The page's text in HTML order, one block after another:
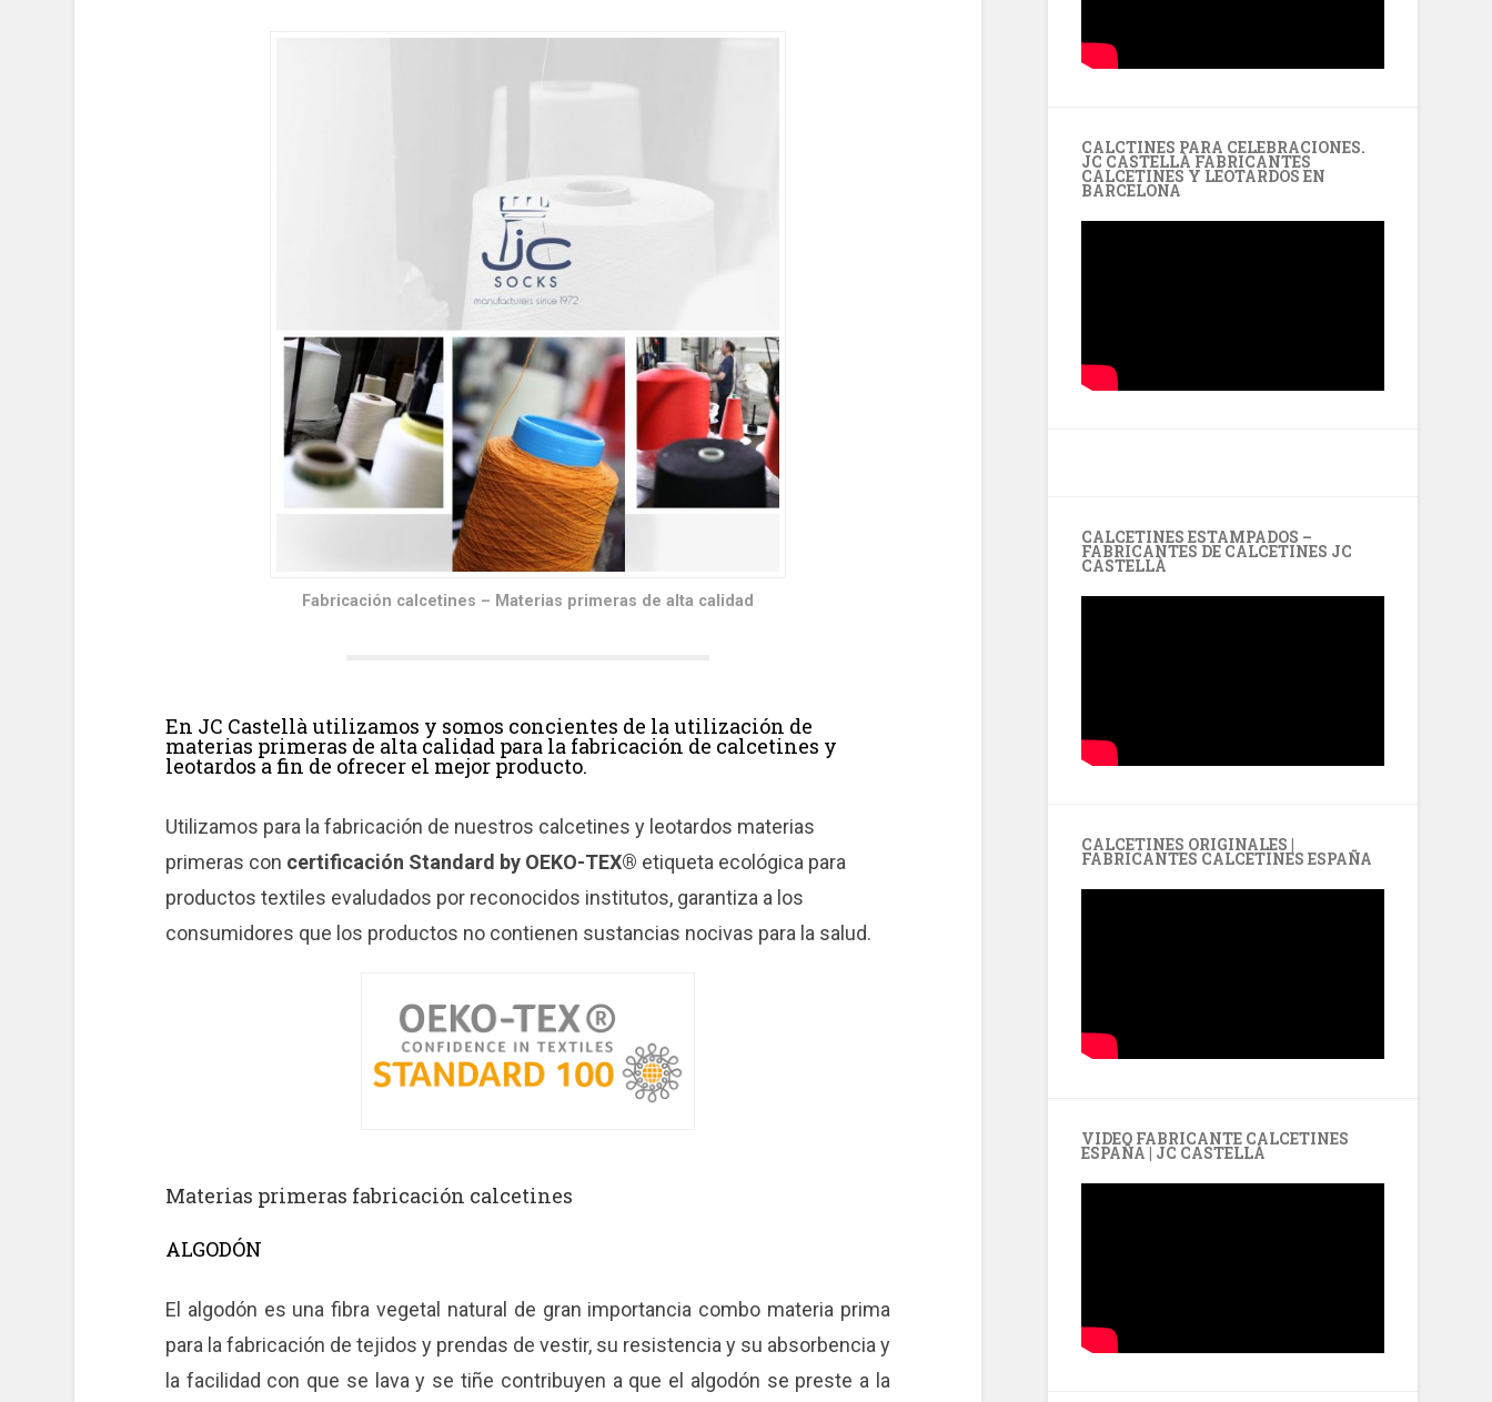
Fabricación calcetines – Materias primeras de alta calidad
En JC Castellàutilizamos y somos concientes de la utilización de
materias primeras de alta calidad para la fabricación de calcetines y
leotardos a fin de ofrecer el mejor producto.
Utilizamos para la fabricación de nuestros calcetines y leotardos materias
primeras con certificación Standard by OEKO-TEX® etiqueta ecológica para
productos textiles evaludados por reconocidos institutos, garantiza a los
consumidores que los productos no contienen sustancias nocivas para la salud.
Materias primeras fabricación calcetines
ALGODÓN
El algodón es una fibra vegetal natural de gran importancia combo materia prima
para la fabricación de tejidos y prendas de vestir, su resistencia y su absorbencia y
la facilidad con que se lava y se tiñe contribuyen a que el algodón se preste a la
CALCTINES PARA CELEBRACIONES.
JC CASTELLÀ FABRICANTES
CALCETINES Y LEOTARDOS EN
BARCELONA
CALCETINES ESTAMPADOS –
FABRICANTES DE CALCETINES JC
CASTELLÀ
CALCETINES ORIGINALES |
FABRICANTES CALCETINES ESPAÑA
VIDEO FABRICANTE CALCETINES
ESPAÑA | JC CASTELLÀ